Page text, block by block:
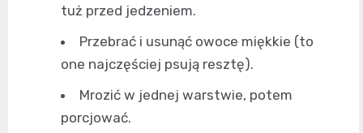
tuż przed jedzeniem.
Przebrać i usunąć owoce miękkie (to
one najczęściej psują resztę).
Mrozić w jednej warstwie, potem
porcjować.